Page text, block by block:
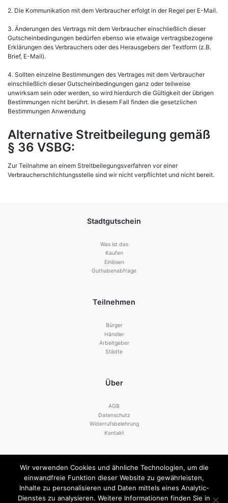
2. Die Kommunikation mit dem Verbraucher erfolgt in der Regel per E-Mail.
3. Änderungen des Vertrags mit dem Verbraucher einschließlich dieser
Gutscheinbedingungen bedürfen ebenso wie etwaige vertragsbezogene
Erklärungen des Verbrauchers oder des Herausgebers der Textform (z.B.
Brief, E-Mail).
4. Sollten einzelne Bestimmungen des Vertrages mit dem Verbraucher
einschließlich dieser Gutscheinbedingungen ganz oder teilweise
unwirksam sein oder werden, so wird hierdurch die Gültigkeit der übrigen
Bestimmungen nicht berührt. In diesem Fall finden die gesetzlichen
Bestimmungen Anwendung
Alternative Streitbeilegung gemäß
§ 36 VSBG:
Zur Teilnahme an einem Streitbeilegungsverfahren vor einer
Verbraucherschlichtungsstelle sind wir nicht verpflichtet und nicht bereit.
Stadtgutschein
Was ist das
Kaufen
Einlösen
Guthabenabfrage
Teilnehmen
Bürger
Händler
Arbeitgeber
Städte
Über
AGB
Datenschutz
Widerrufsbelehrung
Kontakt
Zahlen mit
Wir verwenden Cookies und ähnliche Technologien, um die
einwandfreie Funktion dieser Website zu gewährleisten,
Inhalte zu personalisieren und Daten mittels eines Analytic-
Dienstes zu analysieren. Weitere Informationen finden Sie in